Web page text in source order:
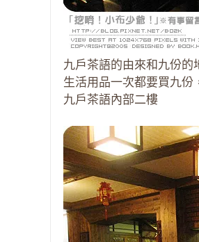
九戶茶語的由來和九份的
生活用品一次都要買九份
九戶茶語內部二樓